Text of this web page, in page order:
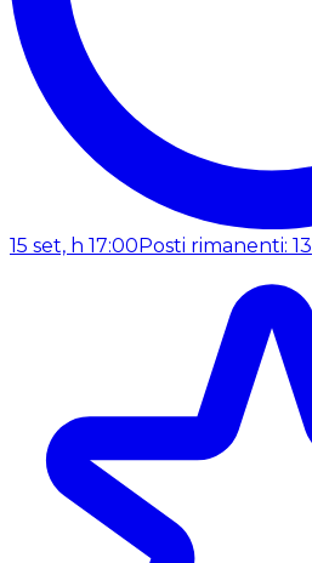
15 set, h 17:00 Posti rimanenti: 13